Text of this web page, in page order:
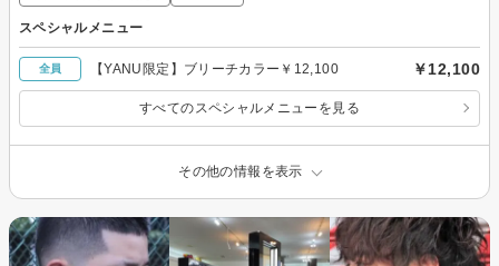
スペシャルメニュー
全員 【YANU限定】ブリーチカラー￥12,100 ￥12,100
すべてのスペシャルメニューを見る
その他の情報を表示